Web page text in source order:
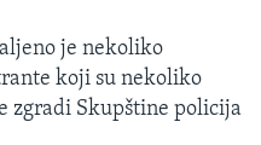
je nekoliko
koji su nekoliko
zgradi Skupštine policija